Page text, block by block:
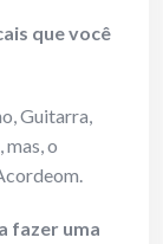
que você
Guitarra,
o
fazer uma